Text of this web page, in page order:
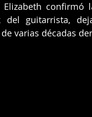
del guitarrista,
varias décadas